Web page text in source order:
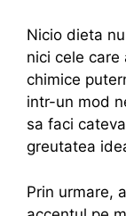
Nicio dieta
nici cele
chimice
intr-un mod
sa faci
greutatea
Prin urmare,